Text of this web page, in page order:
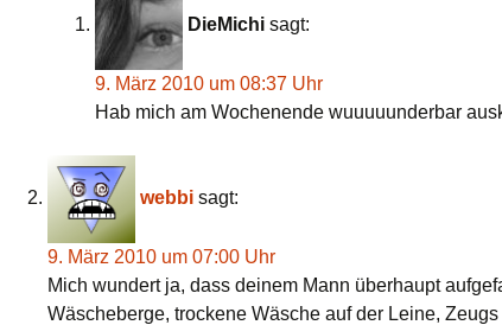
DieMichi sagt:
9. März 2010 um 08:37 Uhr
Hab mich am Wochenende wuuuuunderbar
webbi sagt:
9. März 2010 um 07:00 Uhr
Mich wundert ja, dass deinem Mann überhaupt
Wäscheberge, trockene Wäsche auf der Leine,